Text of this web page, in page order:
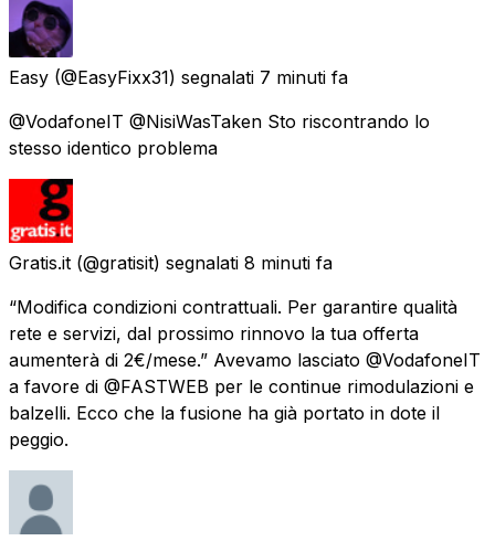
Easy (@EasyFixx31) segnalati 7 minuti fa
@VodafoneIT @NisiWasTaken Sto riscontrando lo
stesso identico problema
Gratis.it (@gratisit) segnalati 8 minuti fa
“Modifica condizioni contrattuali. Per garantire qualità
rete e servizi, dal prossimo rinnovo la tua offerta
aumenterà di 2€/mese.” Avevamo lasciato @VodafoneIT
a favore di @FASTWEB per le continue rimodulazioni e
balzelli. Ecco che la fusione ha già portato in dote il
peggio.